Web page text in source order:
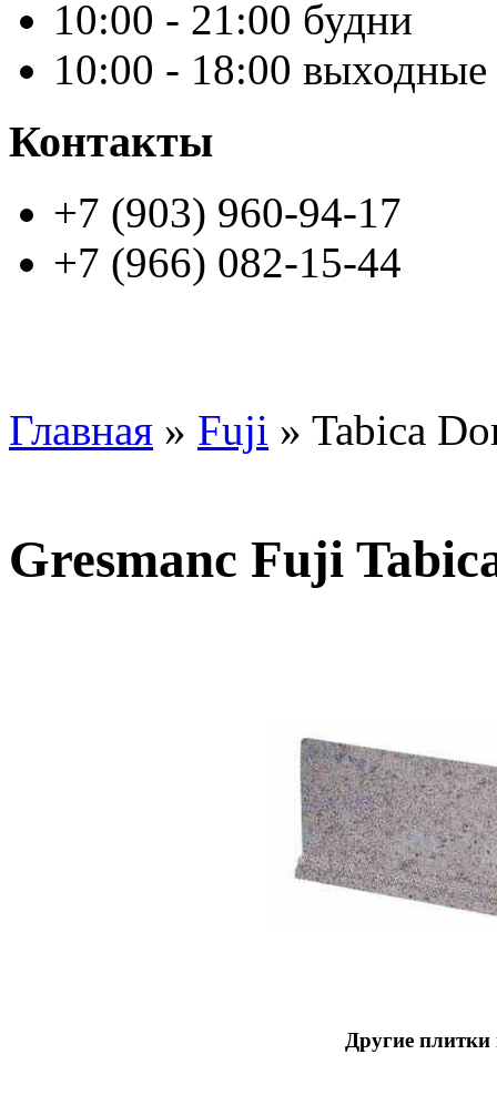
10:00 - 21:00 будни
10:00 - 18:00 выходные
Контакты
+7 (903) 960-94-17
+7 (966) 082-15-44
Главная » Fuji » Tabica
Gresmanc Fuji
Другие